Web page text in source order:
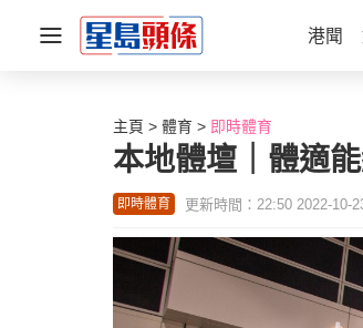
港聞
主頁 體育 即時體育
本地體壇｜體適
即時體育 更新時間：22:50 2022-10-